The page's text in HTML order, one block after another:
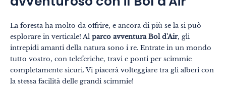
Temi Formati
#EstSideStory
Estate
In famiglia
La foresta ha molto da offrire, e ancora di più se la si può
esplorare in verticale! Al parco avventura Bol d'Air, gli
intrepidi amanti della natura sono i re. Entrate in un mondo
tutto vostro, con teleferiche, travi e ponti per scimmie
completamente sicuri. Vi piacerà volteggiare tra gli alberi con
la stessa facilità delle grandi scimmie!